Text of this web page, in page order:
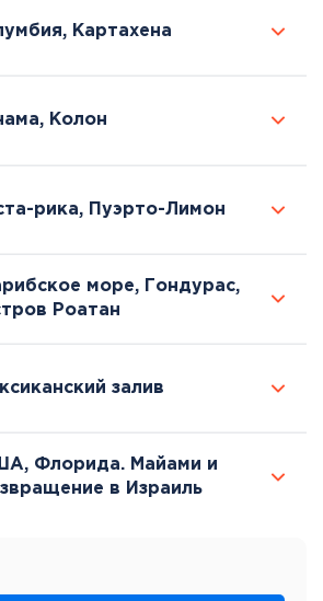
Картахена
Колон
рика, Пуэрто-Лимон
море, Гондурас,
Роатан
залив
Флорида. Майами и
в Израиль